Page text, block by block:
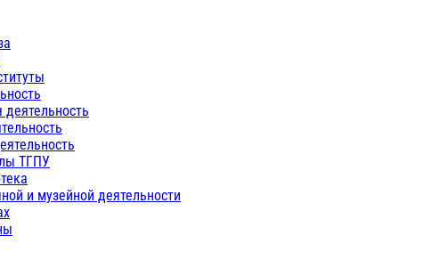
ТГПУ
и музейной деятельности